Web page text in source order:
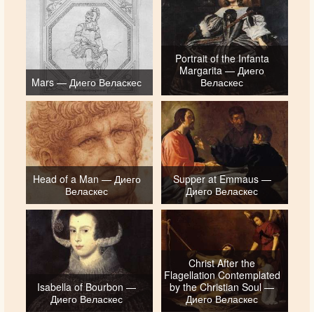
Mars — Диего Веласкес
Portrait of the Infanta
Margarita — Диего
Веласкес
Head of a Man — Диего
Веласкес
Supper at Emmaus —
Диего Веласкес
Isabella of Bourbon —
Диего Веласкес
Christ After the
Flagellation Contemplated
by the Christian Soul —
Диего Веласкес